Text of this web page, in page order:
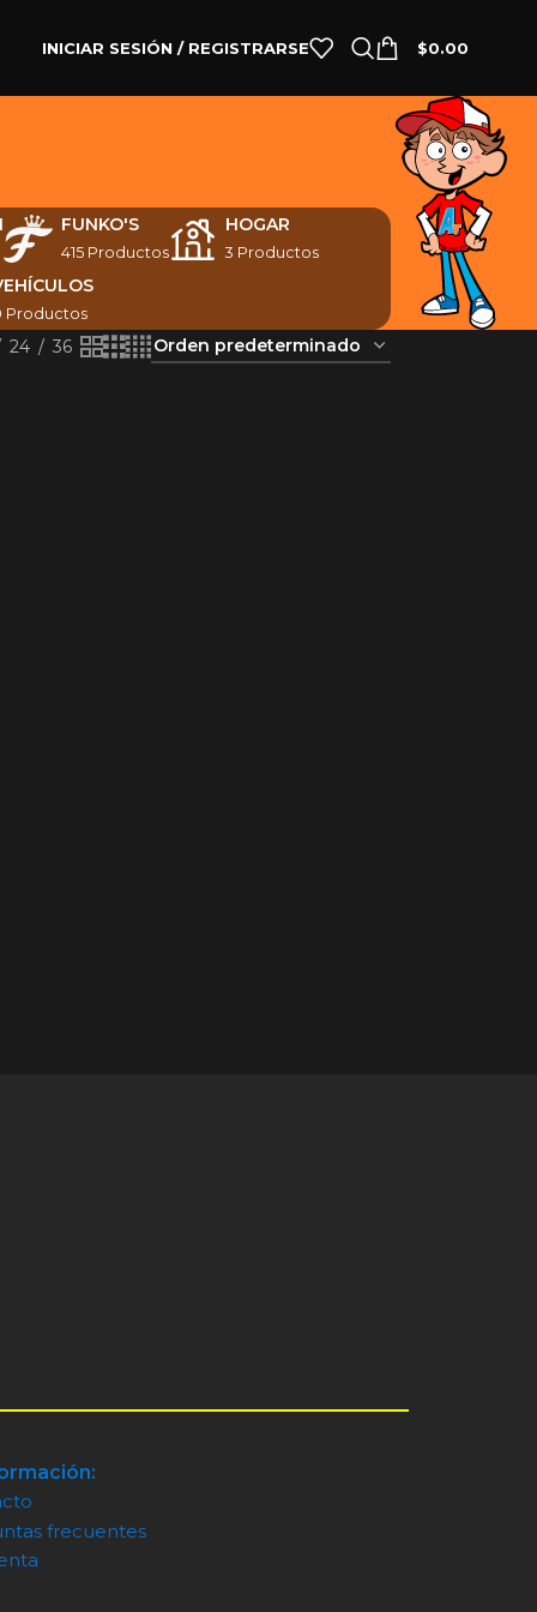
INICIAR SESIÓN / REGISTRARSE $0.00
FUNKO'S
415 Productos
HOGAR
3 Productos
Productos
24 36
frecuentes